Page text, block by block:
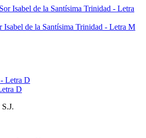
Isabel de la Santísima Trinidad - Letra M
D